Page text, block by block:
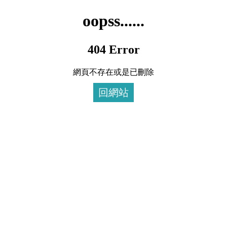
oopss......
404 Error
網頁不存在或是已刪除
回網站